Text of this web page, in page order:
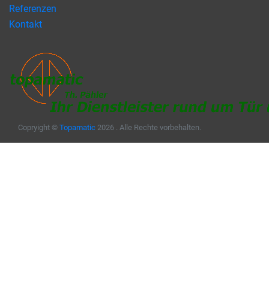
Referenzen
Kontakt
Copryight © Topamatic 2026 . Alle Rechte vorbehalten.